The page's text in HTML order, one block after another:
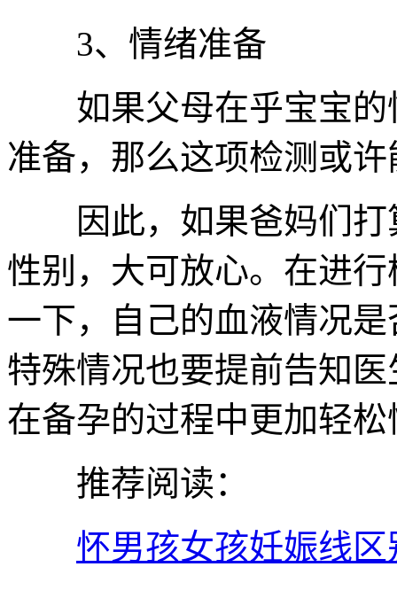
3、情绪准备
如果父母在乎宝宝的
准备，那么这项检测或
因此，如果爸妈们打
性别，大可放心。在进
一下，自己的血液情况
特殊情况也要提前告知
在备孕的过程中更加轻
推荐阅读：
怀男孩女孩妊娠线区